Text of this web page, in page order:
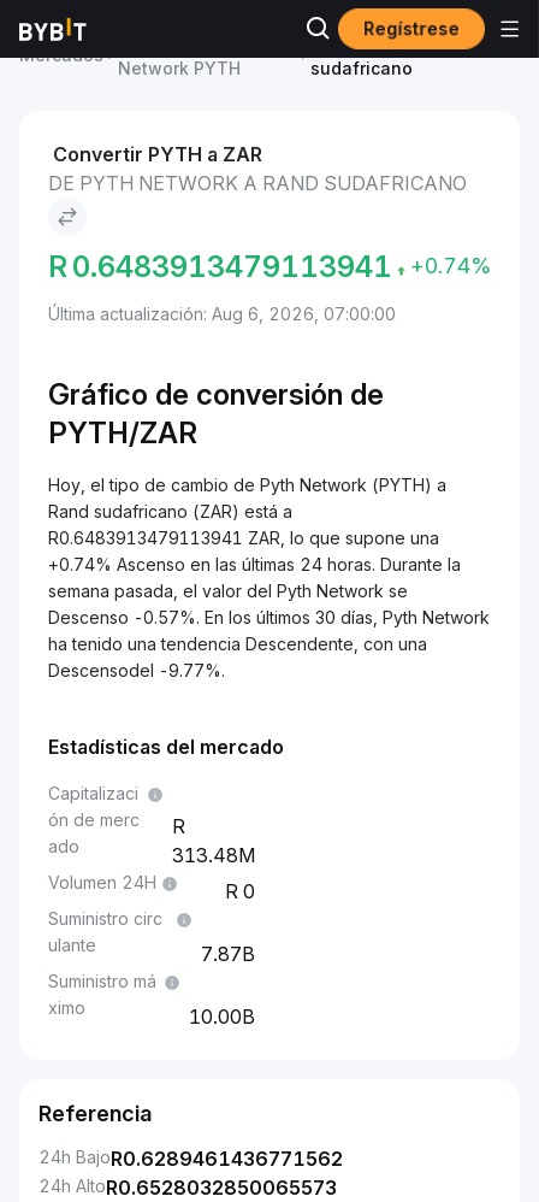
Regístrese
Mercados
Network PYTH
Pyth Network to Rand
sudafricano
Convertir PYTH a ZAR
DE PYTH NETWORK A RAND SUDAFRICANO
R0.6483913479113941 +0.74%
Última actualización: Aug 6, 2026, 07:00:00
Gráfico de conversión de
PYTH/ZAR
Hoy, el tipo de cambio de Pyth Network (PYTH) a
Rand sudafricano (ZAR) está a
R0.6483913479113941 ZAR, lo que supone una
+0.74% Ascenso en las últimas 24 horas. Durante la
semana pasada, el valor del Pyth Network se
Descenso -0.57%. En los últimos 30 días, Pyth Network
ha tenido una tendencia Descendente, con una
Descensodel -9.77%.
Estadísticas del mercado
Capitalizaci
ón de merc
ado
313.48M
Volumen 24H 0
Suministro circ
ulante
7.87B
Suministro má
ximo
10.00B
Referencia
24h BajoR0.6289461436771562
24h AltoR0.6528032850065573